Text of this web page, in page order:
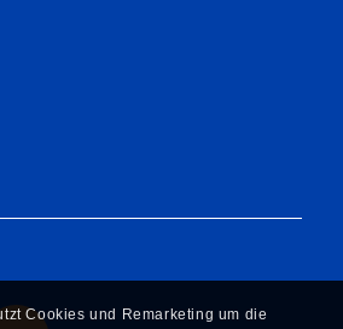
Cookies und Remarketing um die